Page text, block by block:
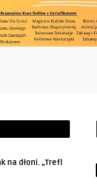
na dłoni. „Trefl